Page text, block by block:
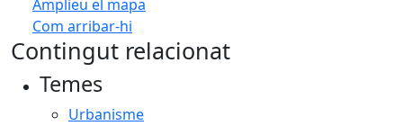
Amplieu el mapa
Com arribar-hi
+
Contingut relacionat
Temes
Urbanisme